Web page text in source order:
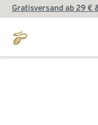
Gratisversand ab 29 €